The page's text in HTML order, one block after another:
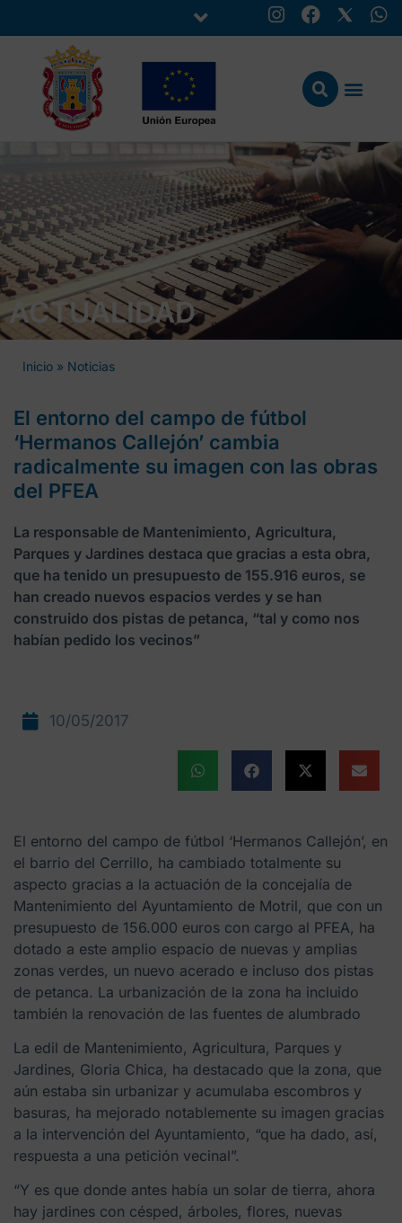
ACTUALIDAD
Inicio » Noticias
El entorno del campo de fútbol
‘Hermanos Callejón’ cambia
radicalmente su imagen con las obras
del PFEA
La responsable de Mantenimiento, Agricultura,
Parques y Jardines destaca que gracias a esta obra,
que ha tenido un presupuesto de 155.916 euros, se
han creado nuevos espacios verdes y se han
construido dos pistas de petanca, “tal y como nos
habían pedido los vecinos”
10/05/2017
El entorno del campo de fútbol ‘Hermanos Callejón’, en
el barrio del Cerrillo, ha cambiado totalmente su
aspecto gracias a la actuación de la concejalía de
Mantenimiento del Ayuntamiento de Motril, que con un
presupuesto de 156.000 euros con cargo al PFEA, ha
dotado a este amplio espacio de nuevas y amplias
zonas verdes, un nuevo acerado e incluso dos pistas
de petanca. La urbanización de la zona ha incluido
también la renovación de las fuentes de alumbrado
La edil de Mantenimiento, Agricultura, Parques y
Jardines, Gloria Chica, ha destacado que la zona, que
aún estaba sin urbanizar y acumulaba escombros y
basuras, ha mejorado notablemente su imagen gracias
a la intervención del Ayuntamiento, “que ha dado, así,
respuesta a una petición vecinal”.
“Y es que donde antes había un solar de tierra, ahora
hay jardines con césped, árboles, flores, nuevas